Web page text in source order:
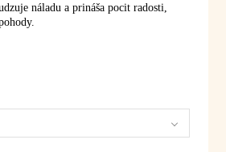
náladu a prináša pocit radosti,